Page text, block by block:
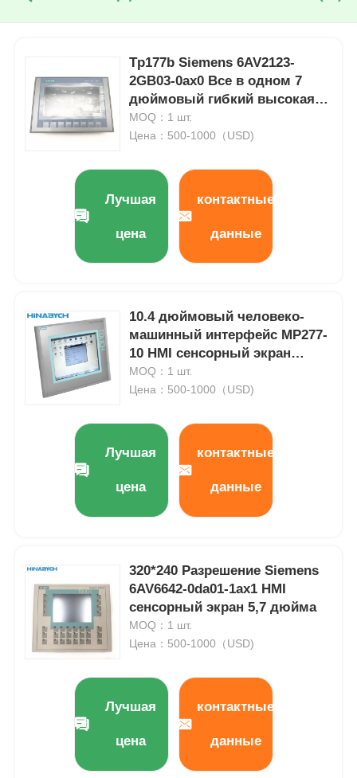
Tp177b Siemens 6AV2123-
2GB03-0ax0 Все в одном 7
дюймовый гибкий высокая
масштабируемость
MOQ：1 шт.
Цена：500-1000（USD)
Лучшая
цена
контактные
данные
10.4 дюймовый человеко-
машинный интерфейс MP277-
10 HMI сенсорный экран
Siemens 6AV6643-0CD01-1ax1
MOQ：1 шт.
Цена：500-1000（USD)
Лучшая
цена
контактные
данные
320*240 Разрешение Siemens
6AV6642-0da01-1ax1 HMI
сенсорный экран 5,7 дюйма
MOQ：1 шт.
Цена：500-1000（USD)
Лучшая
цена
контактные
данные